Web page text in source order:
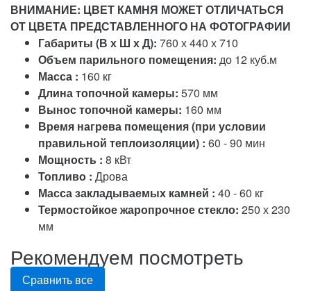
ВНИМАНИЕ: ЦВЕТ КАМНЯ МОЖЕТ ОТЛИЧАТЬСЯ
ОТ ЦВЕТА ПРЕДСТАВЛЕННОГО НА ФОТОГРАФИИ
Габариты (В х Ш х Д): 760 х 440 х 710
Объем парильного помещения: до 12 куб.м
Масса : 160 кг
Длина топочной камеры: 570 мм
Вынос топочной камеры: 160 мм
Время нагрева помещения (при условии
правильной теплоизоляции) : 60 - 90 мин
Мощность : 8 кВт
Топливо : Дрова
Масса закладываемых камней : 40 - 60 кг
Термостойкое жаропрочное стекло: 250 х 230
мм
Рекомендуем посмотреть
Сравнить все